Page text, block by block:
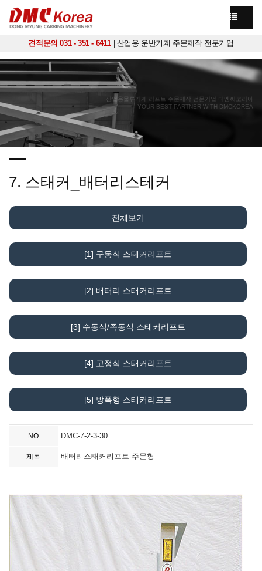
견적문의 031 - 351 - 6411 | 산업용 운반기계 주문제작 전문기업
산업용물류기계 리프트 주문제작 전문기업 디엠씨코리아
YOUR BEST PARTNER WITH DMCKOREA
7. 스태커_배터리스테커
전체보기
[1] 구동식 스테커리프트
[2] 배터리 스태커리프트
[3] 수동식/족동식 스태커리프트
[4] 고정식 스태커리프트
[5] 방폭형 스태커리프트
NO DMC-7-2-3-30
제목 배터리스태커리프트-주문형